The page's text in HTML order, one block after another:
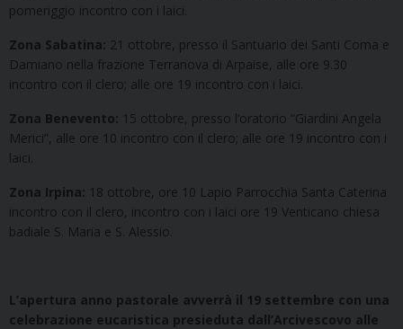
pomeriggio incontro con i laici.
Zona Sabatina: 21 ottobre, presso il Santuario dei Santi Coma e
Damiano nella frazione Terranova di Arpaise, alle ore 9.30
incontro con il clero; alle ore 19 incontro con i laici.
Zona Benevento: 15 ottobre, presso l’oratorio “Giardini Angela
Merici”, alle ore 10 incontro con il clero; alle ore 19 incontro con i
laici.
Zona Irpina: 18 ottobre, ore 10 Lapio Parrocchia Santa Caterina
incontro con il clero, incontro con i laici ore 19 Venticano chiesa
badiale S. Maria e S. Alessio.
L’apertura anno pastorale avverrà il 19 settembre con una
celebrazione eucaristica presieduta dall’Arcivescovo alle